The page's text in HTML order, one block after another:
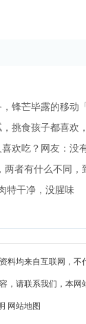
，锋芒毕露的移动
挑食孩子都喜欢
欢吃？网友：没
者有什么不同，
特干净，没腥味
料均来自互联网，
，请联系我们，本网
网站地图